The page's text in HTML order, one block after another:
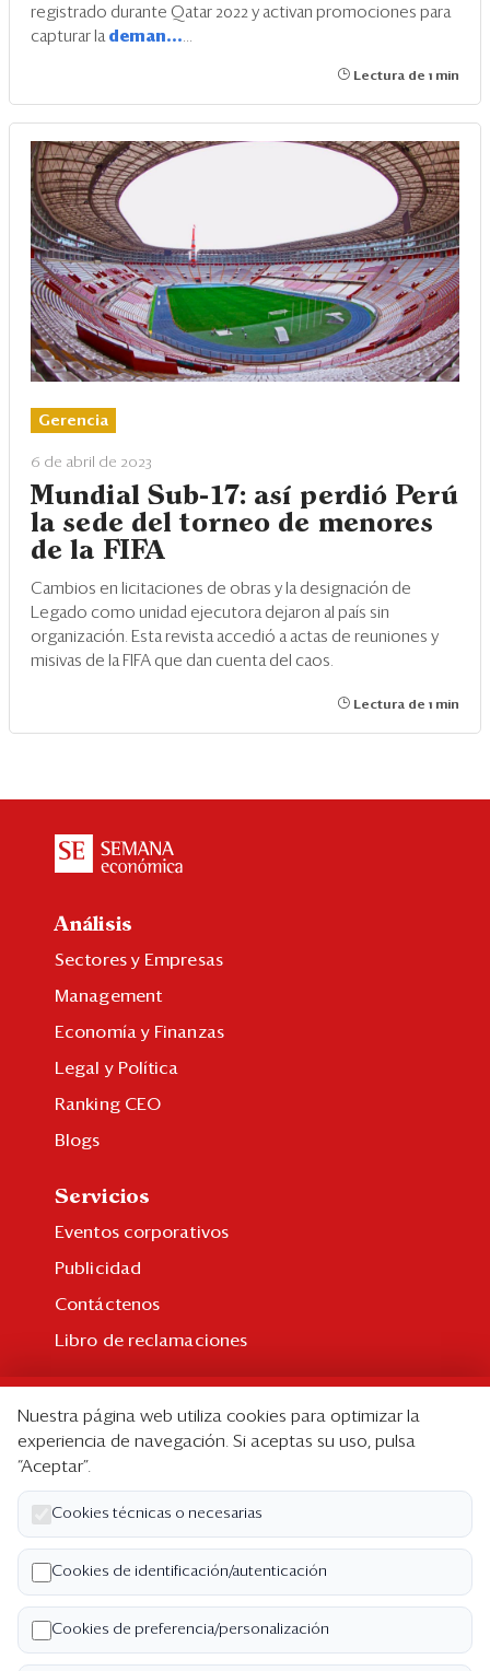
registrado durante Qatar 2022 y activan promociones para
capturar la deman...
Lectura de 1 min
Gerencia
6 de abril de 2023
Mundial Sub-17: así perdió Perú
la sede del torneo de menores
de la FIFA
Cambios en licitaciones de obras y la designación de
Legado como unidad ejecutora dejaron al país sin
organización. Esta revista accedió a actas de reuniones y
misivas de la FIFA que dan cuenta del caos.
Lectura de 1 min
Análisis
Sectores y Empresas
Management
Economía y Finanzas
Legal y Política
Ranking CEO
Blogs
Servicios
Eventos corporativos
Publicidad
Contáctenos
Libro de reclamaciones
Suscripción individual
Paquetes corporativos
Edición Impresa
Nosotros
Quiénes somos
Código de ética
Nuestra página web utiliza cookies para optimizar la
experiencia de navegación. Si aceptas su uso, pulsa
“Aceptar”.
Cookies técnicas o necesarias
Cookies de identificación/autenticación
Cookies de preferencia/personalización